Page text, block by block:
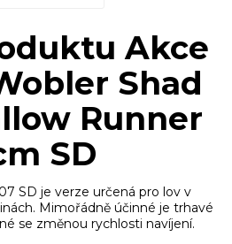
Akce
Shad
Runner
SD
SD je verze určená pro lov v
Mimořádně účinné je trhavé
se změnou rychlosti navíjení.